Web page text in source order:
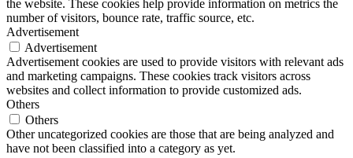
the website. These cookies help provide information on metrics the
number of visitors, bounce rate, traffic source, etc.
Advertisement
Advertisement
Advertisement cookies are used to provide visitors with relevant ads
and marketing campaigns. These cookies track visitors across
websites and collect information to provide customized ads.
Others
Others
Other uncategorized cookies are those that are being analyzed and
have not been classified into a category as yet.